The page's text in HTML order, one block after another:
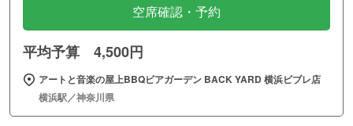
空席確認・予約
平均予算 4,500円
アートと音楽の屋上BBQビアガーデン BACK YARD 横浜ビブレ店
横浜駅／神奈川県